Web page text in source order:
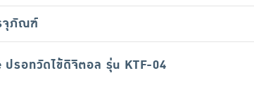
จุภัณฑ์
ปรอทวัดไข้ดิจิตอล รุ่น KTF-04